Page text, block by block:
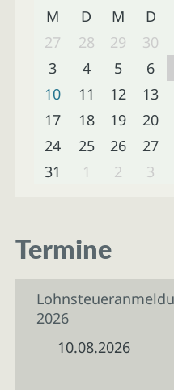
M D M D
27
28 29 30
3
4 5 6
10
11 12 13
17
18 19 20
24
25 26 27
31
1 2 3
Termine
2026
10.08.2026